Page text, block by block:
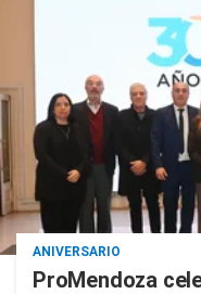
ANIVERSARIO
ProMendoza